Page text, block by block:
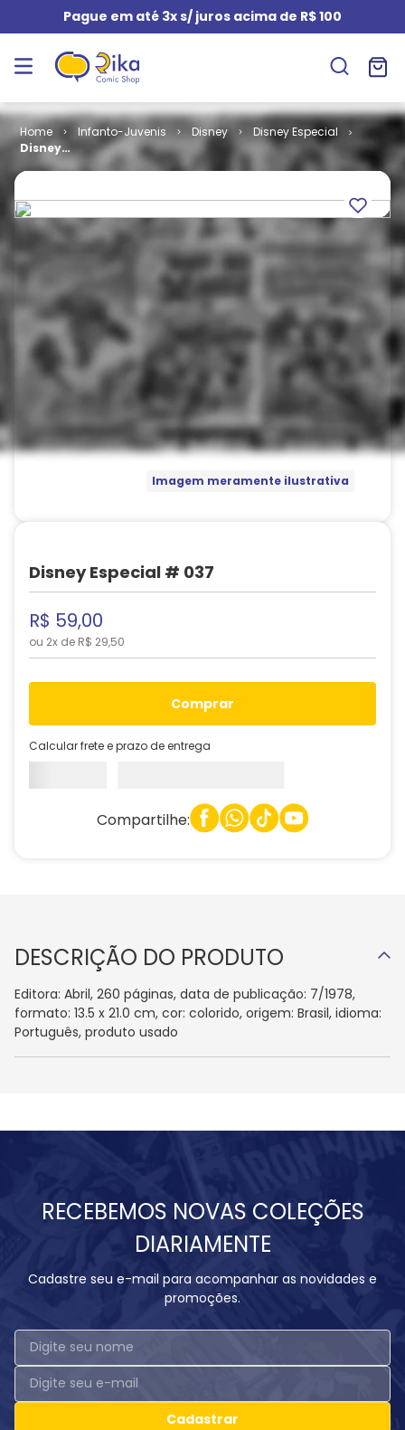
Pague em até 3x s/ juros acima de R$ 100
Infanto-Juvenis Disney
Disney Especial
Disney
Especial # 037
Imagem meramente ilustrativa
Disney Especial # 037
R$ 59,00
ou 2x de R$ 29,50
comprar
Calcular frete e prazo de entrega
Compartilhe:
DESCRIÇÃO DO PRODUTO
Editora: Abril, 260 páginas, data de publicação: 7/1978,
formato: 13.5 x 21.0 cm, cor: colorido, origem: Brasil, idioma:
Português, produto usado
RECEBEMOS NOVAS COLEÇÕES
DIARIAMENTE
Cadastre seu e-mail para acompanhar as novidades e
promoções.
Cadastrar